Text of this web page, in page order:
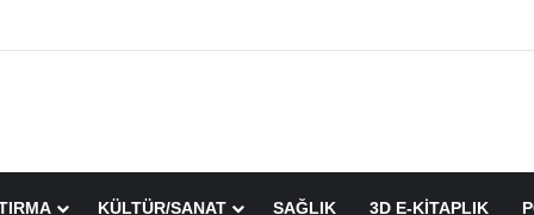
KÜLTÜR/SANAT SAĞLIK 3D E-KİTAPLIK